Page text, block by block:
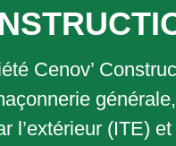
Cenov’
l’extérieur (ITE)